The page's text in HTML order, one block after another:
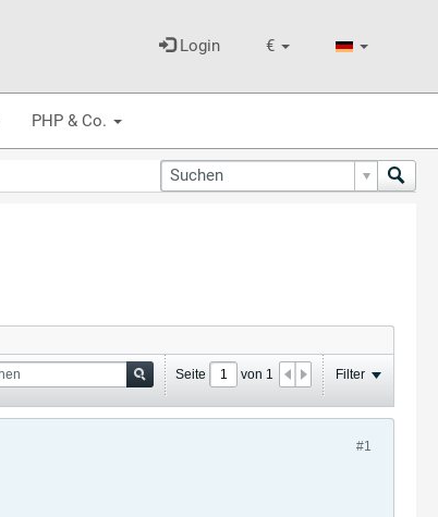
€
Login
PHP & Co.
Seite von 1 Filter
#1